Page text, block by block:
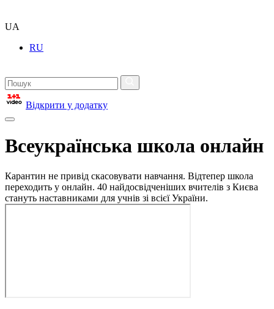
UA
RU
Відкрити у додатку
Всеукраїнська школа онлайн
Карантин не привід скасовувати навчання. Відтепер школа
переходить у онлайн. 40 найдосвідченіших вчителів з Києва
стануть наставниками для учнів зі всієї України.